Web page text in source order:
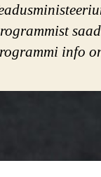
info